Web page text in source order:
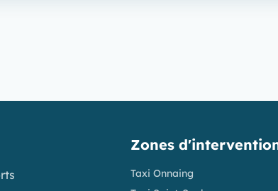
Zones
Taxi Onnaing